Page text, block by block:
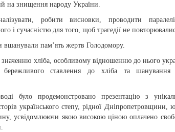
на знищення народу України.
робити висновки, проводити
і сучасністю для того, щоб трагедії не
пам’ять жертв Голодомору.
значенню хліба, особливому відношенню до нього
бережливого ставлення до хліба та шанування
було продемонстровано презентацію з
українського степу, рідної Дніпропетровщини,
усвідомлюючи якою високою ціною оплачено